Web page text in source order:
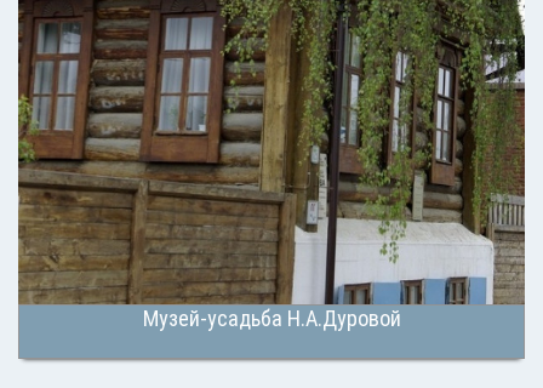
Музей-усадьба Н.А.Дуровой